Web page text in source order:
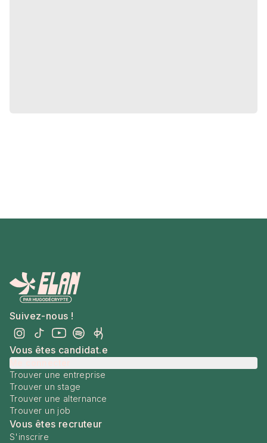
Suivez-nous !
Vous êtes candidat.e
Trouver une entreprise
Trouver un stage
Trouver une alternance
Trouver un job
Vous êtes recruteur
S'inscrire